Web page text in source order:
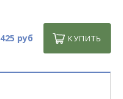
425 руб КУПИТЬ